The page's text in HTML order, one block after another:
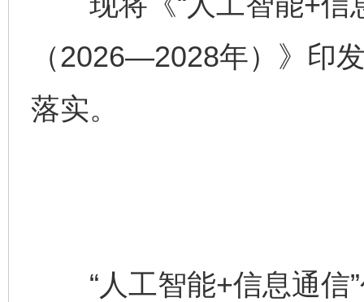
（2026—2028年）》印
落实。
“人工智能+信息通信”